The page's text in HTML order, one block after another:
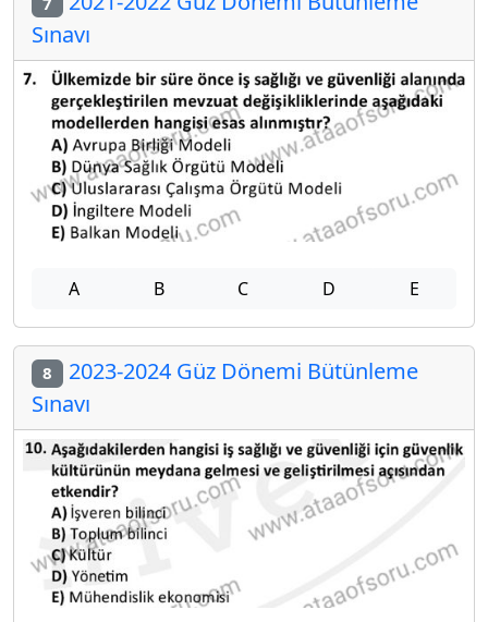
Sınavı
A B C D E
8 2023-2024 Güz Dönemi Bütünleme
Sınavı